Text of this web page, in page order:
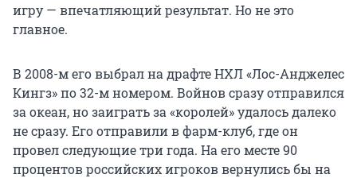
игру — впечатляющий результат. Но не это
главное.
В 2008-м его выбрал на драфте НХЛ «Лос-Анджелес
Кингз» по 32-м номером. Войнов сразу отправился
за океан, но заиграть за «королей» удалось далеко
не сразу. Его отправили в фарм-клуб, где он
провел следующие три года. На его месте 90
процентов российских игроков вернулись бы на